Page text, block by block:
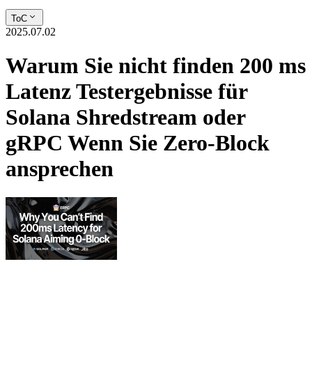
ToC
2025.07.02
Warum Sie nicht finden 200 ms
Latenz Testergebnisse für
Solana Shredstream oder
gRPC Wenn Sie Zero-Block
ansprechen